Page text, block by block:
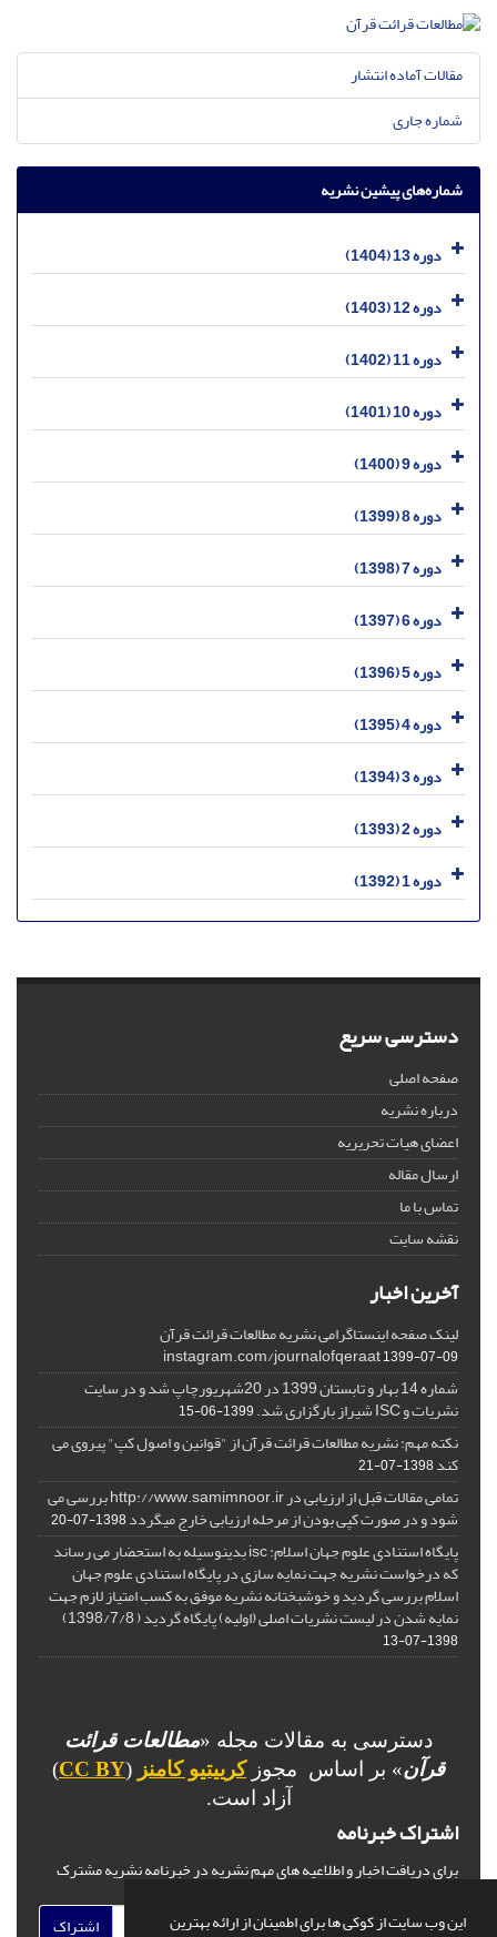
این وب سایت از کوکی ها برای اطمینان از ارائه بهترین
مقالات آماده انتشار
شماره جاری
شماره‌های پیشین نشریه
دوره 13 (1404)
دوره 12 (1403)
دوره 11 (1402)
دوره 10 (1401)
دوره 9 (1400)
دوره 8 (1399)
دوره 7 (1398)
دوره 6 (1397)
دوره 5 (1396)
دوره 4 (1395)
دوره 3 (1394)
دوره 2 (1393)
دوره 1 (1392)
دسترسی سریع
صفحه اصلی
درباره نشریه
اعضای هیات تحریریه
ارسال مقاله
تماس با ما
نقشه سایت
آخرین اخبار
لینک صفحه اینستاگرامی نشریه مطالعات قرائت قرآن
instagram.com/journalofqeraat1399-07-09
شماره 14 بهار و تابستان 1399 در 20شهریورچاپ شد و در سایت
نشریات و ISC شیراز بارگزاری شد. 1399-06-15
نکته مهم: نشریه مطالعات قرائت قرآن از "قوانین و اصول کپ" پیروی می
کند1398-07-21
تمامی مقالات قبل از ارزیابی در http://www.samimnoor.ir بررسی می
شود و در صورت کپی بودن از مرحله ارزیابی خارج میگردد1398-07-20
پایگاه استنادی علوم جهان اسلام: isc بدینوسیله به استحضار می رساند
که درخواست نشریه جهت نمایه سازی در پایگاه استنادی علوم جهان
اسلام بررسی گردید و خوشبختانه نشریه موفق به کسب امتیاز لازم جهت
نمایه شدن در لیست نشریات اصلی (اولیه) پایگاه گردید ( 1398/7/8)
1398-07-13
دسترسی به مقالات مجله «مطالعات قرائت
قرآن» بر اساس مجوزکرییتیو کامنز (
CC BY
)
آزاد است.
اشتراک خبرنامه
برای دریافت اخبار و اطلاعیه های مهم نشریه در خبرنامه نشریه مشترک
اشتراک